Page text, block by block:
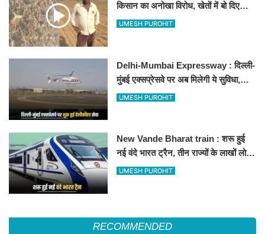
किसान का अनोखा विरोध, खेतों में बो दिए
500-500 रुपए के नोट, वीडियो वायरल
UMESH PUROHIT
Delhi-Mumbai Expressway : दिल्ली-
मुंबई एक्सप्रेसवे पर अब मिलेगी ये सुविधा,
हेलीकॉप्टर सर्विस से तुरंत घायल पहुंचेगा
UMESH PUROHIT
New Vande Bharat train : शरू हुई
नई वंदे भारत ट्रैन, तीन राज्यों के लाखों लोगों
का सफर होगा आसान, देखें पूरा रूटमैप
UMESH PUROHIT
RECOMMENDED